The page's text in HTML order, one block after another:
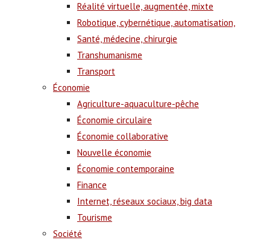
Réalité virtuelle, augmentée, mixte
Robotique, cybernétique, automatisation,
Santé, médecine, chirurgie
Transhumanisme
Transport
Économie
Agriculture-aquaculture-pêche
Économie circulaire
Économie collaborative
Nouvelle économie
Économie contemporaine
Finance
Internet, réseaux sociaux, big data
Tourisme
Société